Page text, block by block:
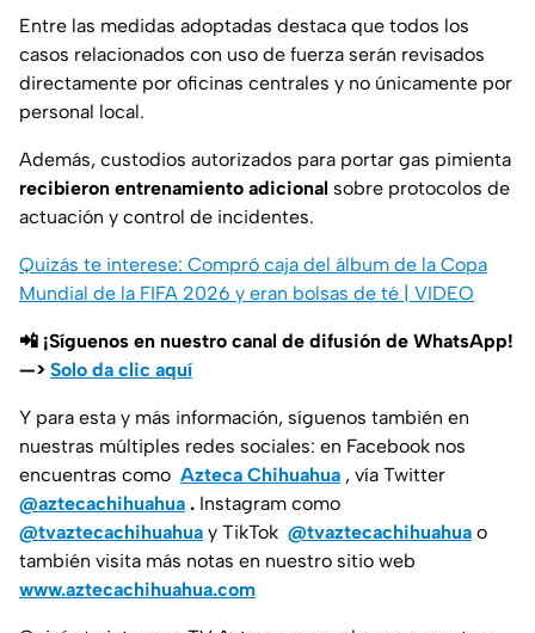
Entre las medidas adoptadas destaca que todos los
casos relacionados con uso de fuerza serán revisados
directamente por oficinas centrales y no únicamente por
personal local.
Además, custodios autorizados para portar gas pimienta
recibieron entrenamiento adicional sobre protocolos de
actuación y control de incidentes.
Quizás te interese: Compró caja del álbum de la Copa
Mundial de la FIFA 2026 y eran bolsas de té | VIDEO
📲 ¡Síguenos en nuestro canal de difusión de WhatsApp!
—> Solo da clic aquí
Y para esta y más información, síguenos también en
nuestras múltiples redes sociales: en Facebook nos
encuentras como Azteca Chihuahua , vía Twitter
@aztecachihuahua . Instagram como
@tvaztecachihuahua y TikTok @tvaztecachihuahua o
también visita más notas en nuestro sitio web
www.aztecachihuahua.com